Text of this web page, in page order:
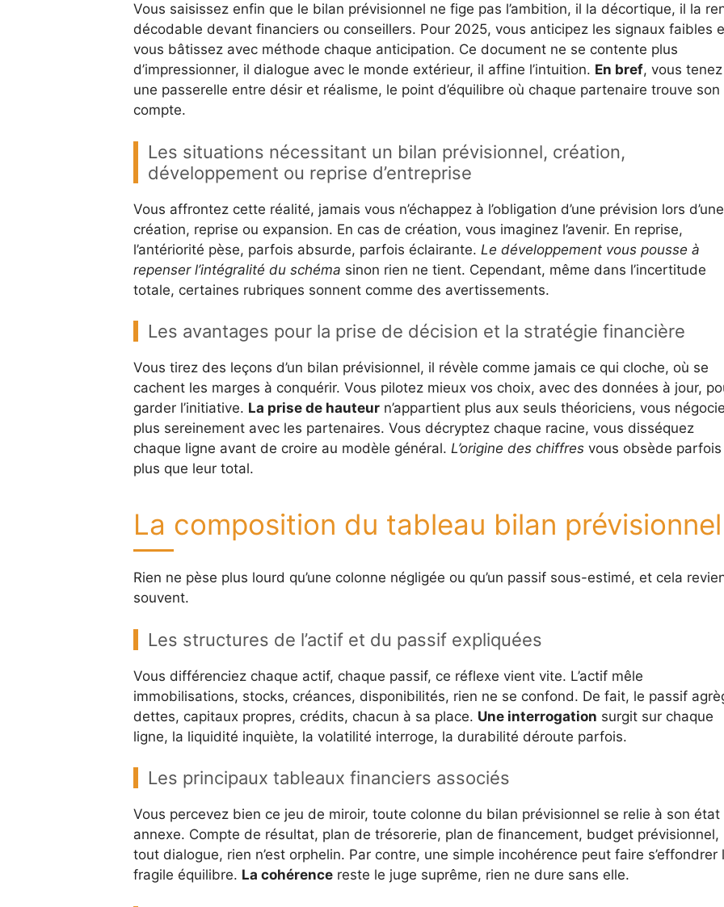
Vous saisissez enfin que le bilan prévisionnel ne fige pas l’ambition, il la décortique, il la
décodable devant financiers ou conseillers. Pour 2025, vous anticipez les signaux faibles
vous bâtissez avec méthode chaque anticipation. Ce document ne se contente plus
d’impressionner, il dialogue avec le monde extérieur, il affine l’intuition. En bref, vous
une passerelle entre désir et réalisme, le point d’équilibre où chaque partenaire trouve son
compte.
Les situations nécessitant un bilan prévisionnel, création,
développement ou reprise d’entreprise
Vous affrontez cette réalité, jamais vous n’échappez à l’obligation d’une prévision lors d’une
création, reprise ou expansion. En cas de création, vous imaginez l’avenir. En reprise,
l’antériorité pèse, parfois absurde, parfois éclairante. Le développement vous pousse à
repenser l’intégralité du schéma sinon rien ne tient. Cependant, même dans l’incertitude
totale, certaines rubriques sonnent comme des avertissements.
Les avantages pour la prise de décision et la stratégie financière
Vous tirez des leçons d’un bilan prévisionnel, il révèle comme jamais ce qui cloche, où se
cachent les marges à conquérir. Vous pilotez mieux vos choix, avec des données à jour,
garder l’initiative. La prise de hauteurn’appartient plus aux seuls théoriciens, vous
plus sereinement avec les partenaires. Vous décryptez chaque racine, vous disséquez
chaque ligne avant de croire au modèle général. L’origine des chiffresvous obsède parfois
plus que leur total.
La composition du tableau bilan prévisionnel
Rien ne pèse plus lourd qu’une colonne négligée ou qu’un passif sous-estimé, et cela
souvent.
Les structures de l’actif et du passif expliquées
Vous différenciez chaque actif, chaque passif, ce réflexe vient vite. L’actif mêle
immobilisations, stocks, créances, disponibilités, rien ne se confond. De fait, le passif
dettes, capitaux propres, crédits, chacun à sa place. Une interrogation surgit sur chaque
ligne, la liquidité inquiète, la volatilité interroge, la durabilité déroute parfois.
Les principaux tableaux financiers associés
Vous percevez bien ce jeu de miroir, toute colonne du bilan prévisionnel se relie à son état
annexe. Compte de résultat, plan de trésorerie, plan de financement, budget prévisionnel,
tout dialogue, rien n’est orphelin. Par contre, une simple incohérence peut faire s’effondrer
fragile équilibre. La cohérencereste le juge suprême, rien ne dure sans elle.